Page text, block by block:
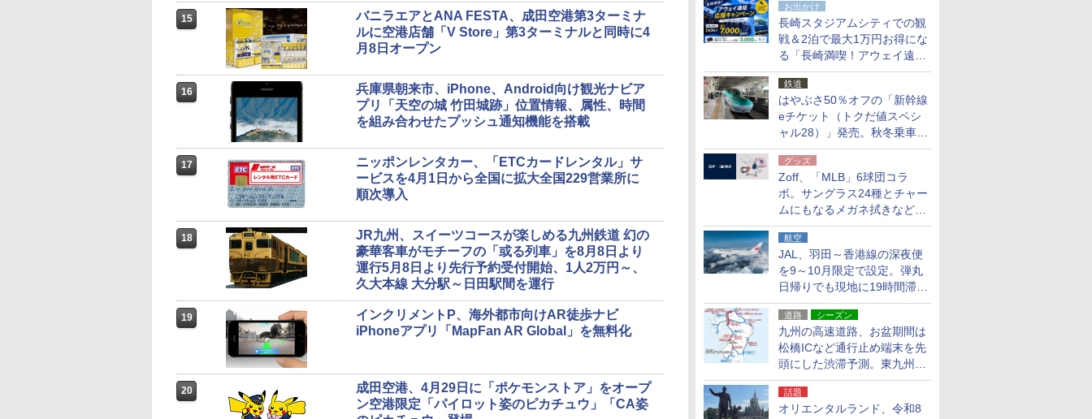
お出かけ
長崎スタジアムシティでの観
戦＆2泊で最大1万円お得にな
る「長崎満喫！アウェイ遠征
応援キャンペーン」
鉄道
はやぶさ50％オフの「新幹線
eチケット（トクだ値スペシ
ャル28）」発売。秋冬乗車
分、えきねっと限定
グッズ
Zoff、「MLB」6球団コラ
ボ。サングラス24種とチャー
ムにもなるメガネ拭きなど雑
貨24種
航空
JAL、羽田～香港線の深夜便
を9～10月限定で設定。弾丸
日帰りでも現地に19時間滞在
できる
道路 シーズン
九州の高速道路、お盆期間は
松橋ICなど通行止め端末を先
頭にした渋滞予測。東九州道
への迂回は料金調整を実施
話題
オリエンタルランド、令和8
15
バニラエアとANA FESTA、成田空港第3ターミナ
ルに空港店舗「V Store」第3ターミナルと同時に4
月8日オープン
16
兵庫県朝来市、iPhone、Android向け観光ナビア
プリ「天空の城 竹田城跡」位置情報、属性、時間
を組み合わせたプッシュ通知機能を搭載
17
ニッポンレンタカー、「ETCカードレンタル」サ
ービスを4月1日から全国に拡大全国229営業所に
順次導入
18
JR九州、スイーツコースが楽しめる九州鉄道 幻の
豪華客車がモチーフの「或る列車」を8月8日より
運行5月8日より先行予約受付開始、1人2万円～、
久大本線 大分駅～日田駅間を運行
19
インクリメントP、海外都市向けAR徒歩ナビ
iPhoneアプリ「MapFan AR Global」を無料化
20
成田空港、4月29日に「ポケモンストア」をオープ
ン空港限定「パイロット姿のピカチュウ」「CA姿